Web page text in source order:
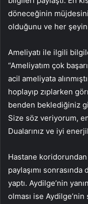
döneceğinin
olduğunu ve her
Ameliyatı ile ilgili
“Ameliyatım çok
acil ameliyata
hoplayıp zıplarken
benden beklediğiniz
Size söz veriyorum,
Dualarınız ve iyi
Hastane
paylaşımı
yaptı. Aydilge’nin
olması ise